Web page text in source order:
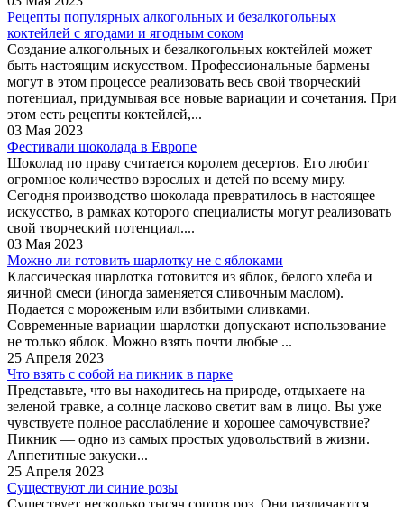
Рецепты популярных алкогольных и безалкогольных
коктейлей с ягодами и ягодным соком
Создание алкогольных и безалкогольных коктейлей может
быть настоящим искусством. Профессиональные бармены
могут в этом процессе реализовать весь свой творческий
потенциал, придумывая все новые вариации и сочетания. При
этом есть рецепты коктейлей,...
03 Мая 2023
Фестивали шоколада в Европе
Шоколад по праву считается королем десертов. Его любит
огромное количество взрослых и детей по всему миру.
Сегодня производство шоколада превратилось в настоящее
искусство, в рамках которого специалисты могут реализовать
свой творческий потенциал....
03 Мая 2023
Можно ли готовить шарлотку не с яблоками
Классическая шарлотка готовится из яблок, белого хлеба и
яичной смеси (иногда заменяется сливочным маслом).
Подается с мороженым или взбитыми сливками.
Современные вариации шарлотки допускают использование
не только яблок. Можно взять почти любые ...
25 Апреля 2023
Что взять с собой на пикник в парке
Представьте, что вы находитесь на природе, отдыхаете на
зеленой травке, а солнце ласково светит вам в лицо. Вы уже
чувствуете полное расслабление и хорошее самочувствие?
Пикник — одно из самых простых удовольствий в жизни.
Аппетитные закуски...
25 Апреля 2023
Существуют ли синие розы